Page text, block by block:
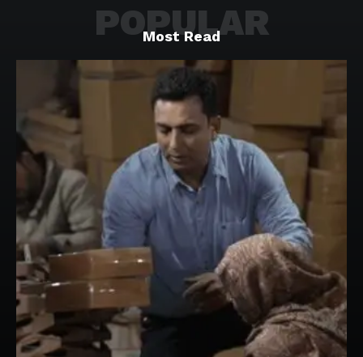
Most Read
POPULAR